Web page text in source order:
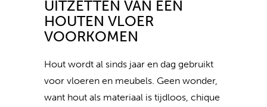
UITZETTEN VAN EEN
HOUTEN VLOER
VOORKOMEN
Hout wordt al sinds jaar en dag gebruikt
voor vloeren en meubels. Geen wonder,
want hout als materiaal is tijdloos, chique